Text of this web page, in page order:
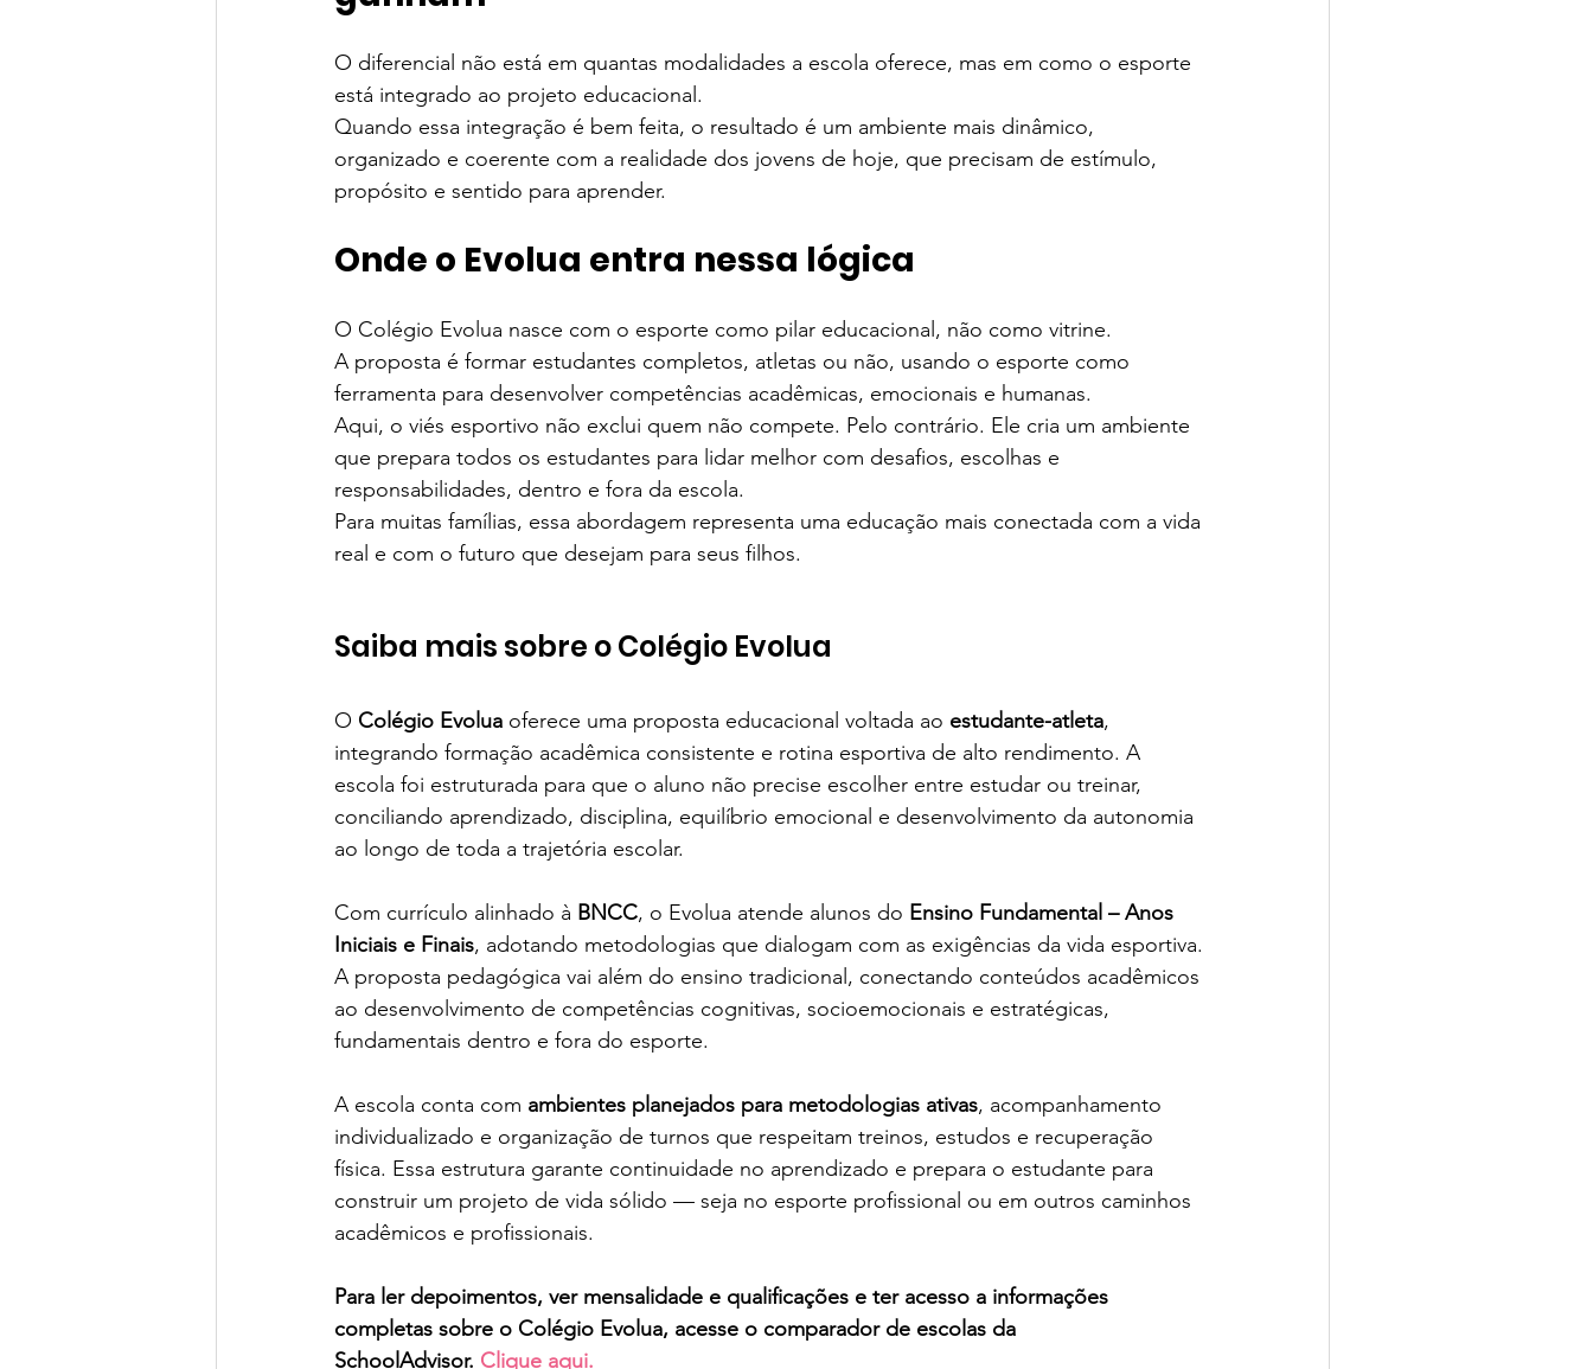
O diferencial não está em quantas modalidades a escola oferece, mas em como o esporte
está integrado ao projeto educacional.
Quando essa integração é bem feita, o resultado é um ambiente mais dinâmico,
organizado e coerente com a realidade dos jovens de hoje, que precisam de estímulo,
propósito e sentido para aprender.
Onde o Evolua entra nessa lógica
O Colégio Evolua nasce com o esporte como pilar educacional, não como vitrine.
A proposta é formar estudantes completos, atletas ou não, usando o esporte como
ferramenta para desenvolver competências acadêmicas, emocionais e humanas.
Aqui, o viés esportivo não exclui quem não compete. Pelo contrário. Ele cria um ambiente
que prepara todos os estudantes para lidar melhor com desafios, escolhas e
responsabilidades, dentro e fora da escola.
Para muitas famílias, essa abordagem representa uma educação mais conectada com a vida
real e com o futuro que desejam para seus filhos.
Saiba mais sobre o Colégio Evolua
O Colégio Evolua oferece uma proposta educacional voltada ao estudante-atleta,
integrando formação acadêmica consistente e rotina esportiva de alto rendimento. A
escola foi estruturada para que o aluno não precise escolher entre estudar ou treinar,
conciliando aprendizado, disciplina, equilíbrio emocional e desenvolvimento da autonomia
ao longo de toda a trajetória escolar.
Com currículo alinhado à BNCC, o Evolua atende alunos do Ensino Fundamental – Anos
Iniciais e Finais, adotando metodologias que dialogam com as exigências da vida esportiva.
A proposta pedagógica vai além do ensino tradicional, conectando conteúdos acadêmicos
ao desenvolvimento de competências cognitivas, socioemocionais e estratégicas,
fundamentais dentro e fora do esporte.
A escola conta com ambientes planejados para metodologias ativas, acompanhamento
individualizado e organização de turnos que respeitam treinos, estudos e recuperação
física. Essa estrutura garante continuidade no aprendizado e prepara o estudante para
construir um projeto de vida sólido — seja no esporte profissional ou em outros caminhos
acadêmicos e profissionais.
Para ler depoimentos, ver mensalidade e qualificações e ter acesso a informações
completas sobre o Colégio Evolua, acesse o comparador de escolas da
SchoolAdvisor. Clique aqui.